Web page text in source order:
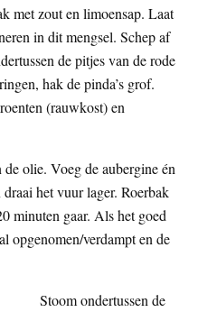
met zout en limoensap. Laat
in dit mengsel. Schep af
de pitjes van de rode
hak de pinda’s grof.
(rauwkost) en
olie. Voeg de aubergine én
het vuur lager. Roerbak
minuten gaar. Als het goed
opgenomen/verdampt en de
Stoom ondertussen de